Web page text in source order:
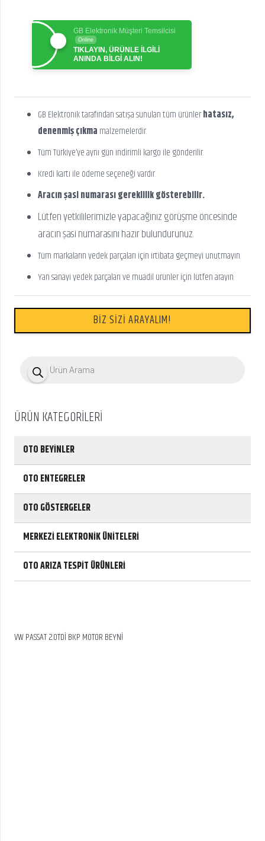
GB Elektronik Müşteri Temsilcisi
Online
TIKLAYIN, ÜRÜNLE İLGİLİ
ANINDA BİLGİ ALIN!
GB Elektronik tarafından satışa sunulan tüm ürünlerhatasız,
denenmiş çıkma malzemelerdir.
Tüm Türkiye’ye aynı gün indirimli kargo ile gönderilir.
Kredi kartı ile ödeme seçeneği vardır.
Aracın şasi numarası gereklilik gösterebilir.
Lütfen yetkililerimizle yapacağınız görüşme öncesinde
aracın şasi numarasını hazır bulundurunuz.
Tüm markaların yedek parçaları için irtibata geçmeyi unutmayın.
Yan sanayi yedek parçaları ve muadil ürünler için lütfen arayın.
BİZ SİZİ ARAYALIM!
t
r
ÜRÜN KATEGORİLERİ
OTO BEYİNLER
OTO ENTEGRELER
OTO GÖSTERGELER
MERKEZİ ELEKTRONİK ÜNİTELERİ
OTO ARIZA TESPİT ÜRÜNLERİ
VW PASSAT 2.0TDİ BKP MOTOR BEYNİ